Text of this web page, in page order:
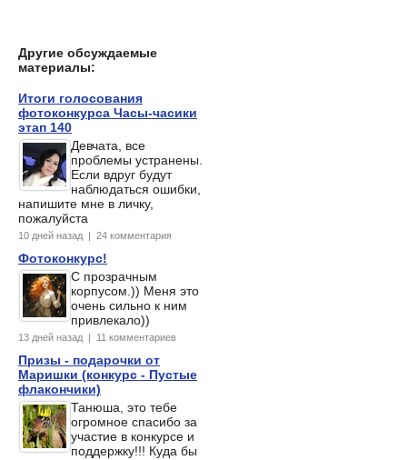
Другие обсуждаемые
материалы:
Итоги голосования
фотоконкурса Часы-часики
этап 140
Девчата, все
проблемы устранены.
Если вдруг будут
наблюдаться ошибки,
напишите мне в личку,
пожалуйста
10 дней назад | 24 комментария
Фотоконкурс!
С прозрачным
корпусом.)) Меня это
очень сильно к ним
привлекало))
13 дней назад | 11 комментариев
Призы - подарочки от
Маришки (конкурс - Пустые
флакончики)
Танюша, это тебе
огромное спасибо за
участие в конкурсе и
поддержку!!! Куда бы